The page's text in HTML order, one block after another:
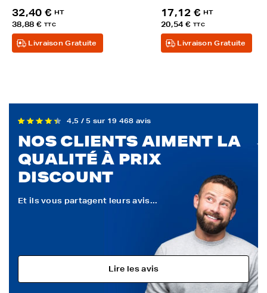
32,40 € HT
38,88 € TTC
Livraison Gratuite
17,12 € HT
20,54 € TTC
Livraison Gratuite
4,5 / 5 sur 19 468 avis
NOS CLIENTS AIMENT LA
QUALITÉ À PRIX
DISCOUNT
Et ils vous partagent leurs avis...
Lire les avis